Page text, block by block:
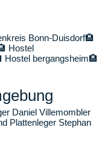
Bonn-Duisdorf🏨
Hostel
Hostel bergangsheim🏨
Daniel Villemombler
Plattenleger Stephan